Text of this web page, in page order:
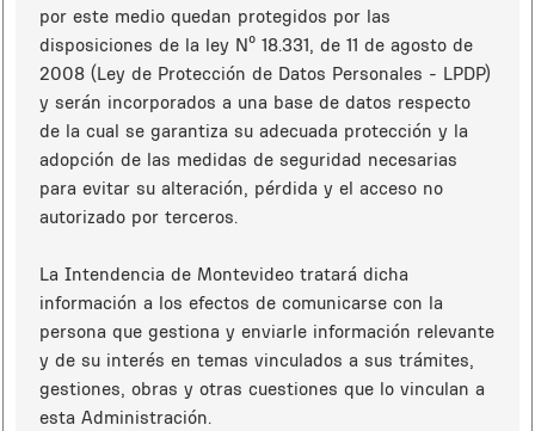
por este medio quedan protegidos por las
disposiciones de la ley Nº 18.331, de 11 de agosto de
2008 (Ley de Protección de Datos Personales - LPDP)
y serán incorporados a una base de datos respecto
de la cual se garantiza su adecuada protección y la
adopción de las medidas de seguridad necesarias
para evitar su alteración, pérdida y el acceso no
autorizado por terceros.
La Intendencia de Montevideo tratará dicha
información a los efectos de comunicarse con la
persona que gestiona y enviarle información relevante
y de su interés en temas vinculados a sus trámites,
gestiones, obras y otras cuestiones que lo vinculan a
esta Administración.